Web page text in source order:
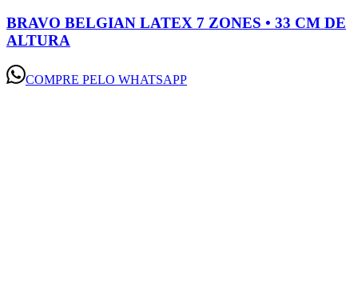
BRAVO BELGIAN LATEX 7 ZONES • 33 CM DE
ALTURA
COMPRE PELO WHATSAPP